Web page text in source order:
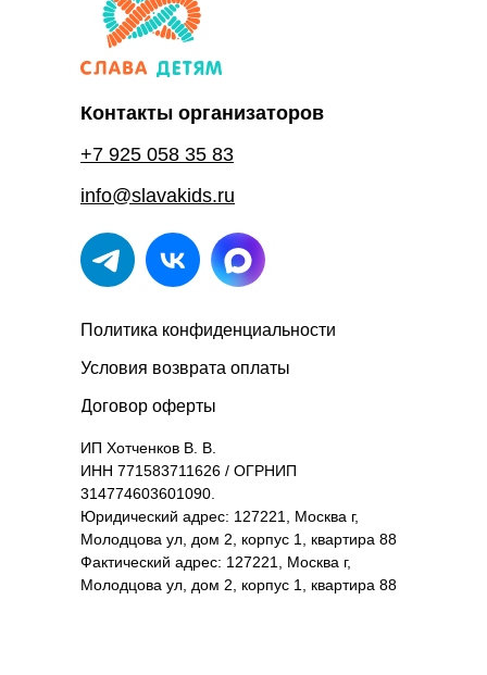
info@slavakids.ru
Контакты организаторов
+7 925 058 35 83
ИП Хотченков В. В.
ИНН 771583711626 / ОГРНИП
314774603601090.
Юридический адрес: 127221, Москва г,
Молодцова ул, дом 2, корпус 1, квартира 88
Фактический адрес: 127221, Москва г,
Молодцова ул, дом 2, корпус 1, квартира 88
Политика конфиденциальности
Условия возврата оплаты
Договор оферты